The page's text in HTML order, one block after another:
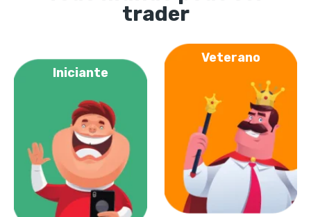
trader
Iniciante
Veterano